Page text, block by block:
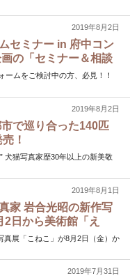
2019年8月2日
セミナー in 府中コン
の「セミナー＆相談
タルホテル新館にて
ームをご検討中の方、必見！！
2019年8月2日
で巡り合った140匹
！
犬猫写真家歴30年以上の新美敬
2019年8月1日
家 岩合光昭の新作写
日から美術館「え
真展「こねこ」が8⽉2⽇（⾦）か
2019年7月31日